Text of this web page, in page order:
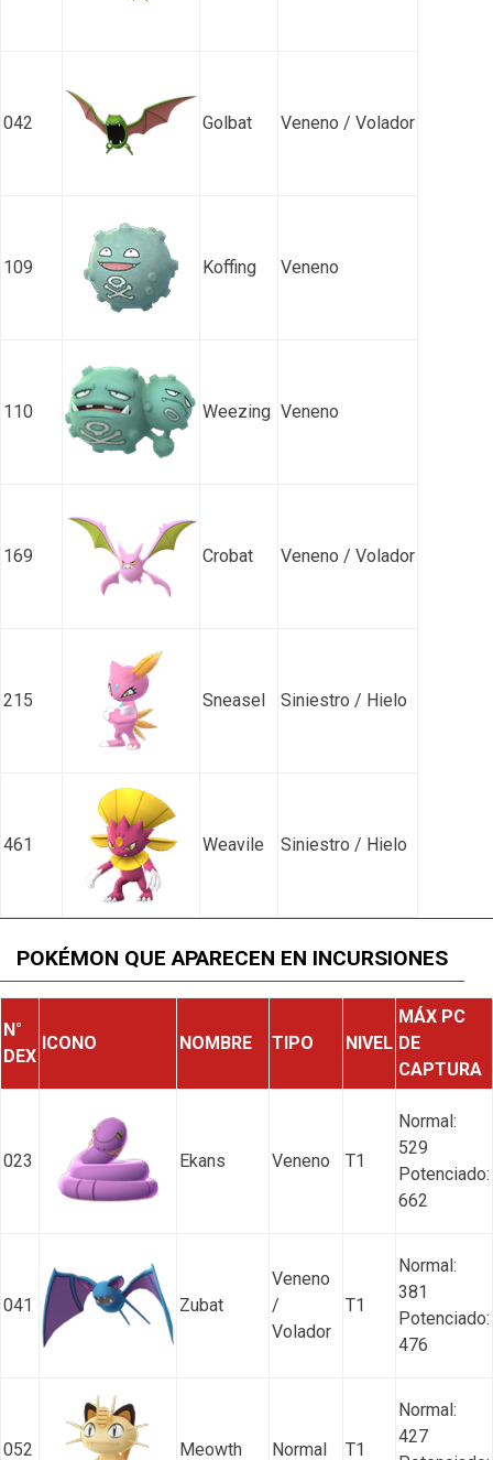
042 Golbat Veneno / Volador
109 Koffing Veneno
110 Weezing Veneno
169 Crobat Veneno / Volador
215 Sneasel Siniestro / Hielo
461 Weavile Siniestro / Hielo
POKÉMON QUE APARECEN EN INCURSIONES
N°
DEX
ICONO NOMBRE TIPO NIVEL
MÁX PC
DE
CAPTURA
023 Ekans Veneno T1
Normal:
529
Potenciado:
662
041 Zubat
Veneno
/
Volador
T1
Normal:
381
Potenciado:
476
052 Meowth Normal T1
Normal:
427